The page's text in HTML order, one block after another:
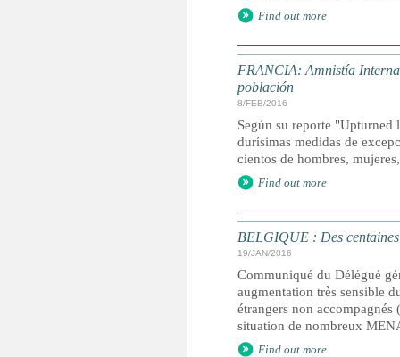
Find out more
FRANCIA: Amnistía
población
8/FEB/2016
Según su reporte "Upturned
durísimas medidas de
cientos de hombres,
Find out more
BELGIQUE : Des centaines
19/JAN/2016
Communiqué du Délégué
augmentation très sensible
étrangers non
situation de nombreux
Find out more